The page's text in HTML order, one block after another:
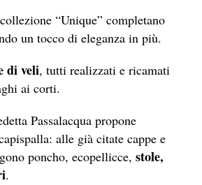
“Unique” completano
un tocco di eleganza in più.
di veli, tutti realizzati e ricamati
ai corti.
Passalacqua propone
alle già citate cappe e
poncho, ecopellicce, stole,
.